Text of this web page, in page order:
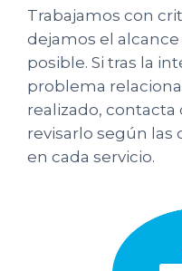
Trabajamos con
dejamos el
posible. Si tras la
problema
realizado, contacta
revisarlo según las
en cada servicio.